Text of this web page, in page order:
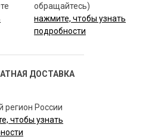
обращайтесь)
нажмите, чтобы узнать
подробности
ДОСТАВКА
регион России
чтобы узнать